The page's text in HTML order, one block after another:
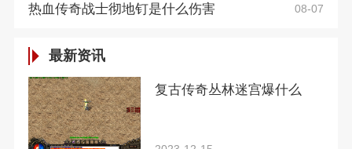
热血传奇战士彻地钉是什么伤害 08-07
最新资讯
复古传奇丛林迷宫爆什么